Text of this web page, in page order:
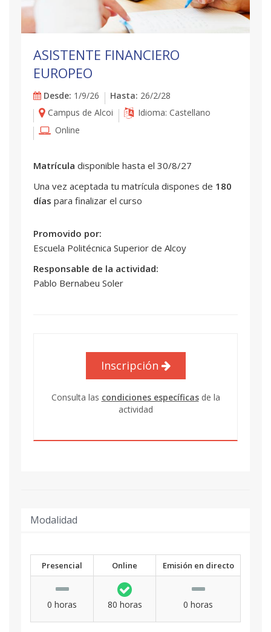
ASISTENTE FINANCIERO
EUROPEO
Desde: 1/9/26 Hasta: 26/2/28
Campus de Alcoi
Idioma: Castellano
Online
Matrícula disponible hasta el 30/8/27
Una vez aceptada tu matrícula dispones de 180
días para finalizar el curso
Promovido por:
Escuela Politécnica Superior de Alcoy
Responsable de la actividad:
Pablo Bernabeu Soler
Inscripción
Consulta las condiciones específicasde la
actividad
Modalidad
Presencial Online Emisión en directo
0 horas 80 horas 0 horas